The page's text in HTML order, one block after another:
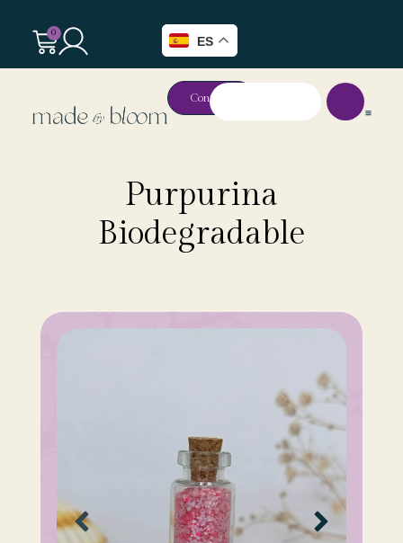
ES
0
Contacto
Purpurina
Biodegradable